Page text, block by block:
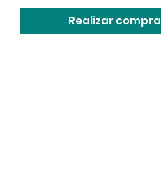
Realizar compra